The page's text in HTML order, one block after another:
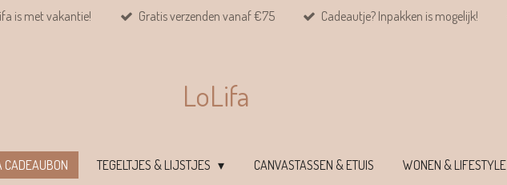
is met vakantie! Gratis verzenden vanaf €75 Cadeautje? Inpakken is mogelijk!
LoLifa
CADEAUBON TEGELTJES & LIJSTJES CANVASTASSEN & ETUIS WONEN & LIFESTYLE